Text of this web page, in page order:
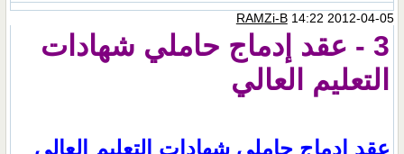
RAMZi-B14:22 2012-04-05
3 - عقد إدماج حاملي شهادات
التعليم العالي
عقد إدماج حاملي شهادات التعليم العالي